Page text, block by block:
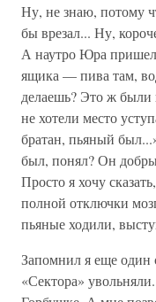
Ну, не знаю, потому
бы врезал... Ну,
А наутро Юра
ящика — пива там,
делаешь? Это ж были
не хотели место
братан, пьяный
был, понял? Он
Просто я хочу
полной отключки
пьяные ходили,
Запомнил я еще один
«Сектора»